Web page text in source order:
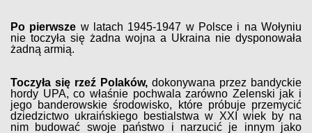
Po pierwsze w latach 1945-1947 w Polsce i na Wołyniu
nie toczyła się żadna wojna a Ukraina nie dysponowała
żadną armią.
Toczyła się rzeź Polaków, dokonywana przez bandyckie
hordy UPA, co właśnie pochwala zarówno Zelenski jak i
jego banderowskie środowisko, które próbuje przemycić
dziedzictwo ukraińskiego bestialstwa w XXI wiek by na
nim budować swoje państwo i narzucić je innym jako